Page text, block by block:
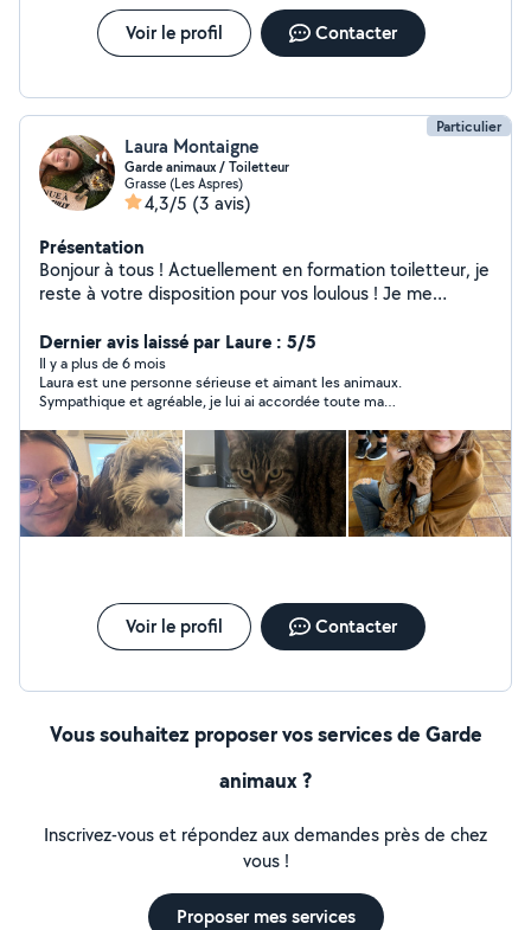
Voir le profil Contacter
Particulier
Laura Montaigne
Garde animaux / Toiletteur
Grasse (Les Aspres)
4,3/5 (3 avis)
Présentation
Bonjour à tous ! Actuellement en formation toiletteur, je
reste à votre disposition pour vos loulous ! Je me
pendant vos absences !
Dernier avis laissé par Laure : 5/5
Il y a plus de 6 mois
Laura est une personne sérieuse et aimant les animaux.
Sympathique et agréable, je lui ai accordée toute ma
conseille vivement !
Voir le profil Contacter
Vous souhaitez proposer vos services de Garde
animaux ?
Inscrivez-vous et répondez aux demandes près de chez
vous !
Proposer mes services